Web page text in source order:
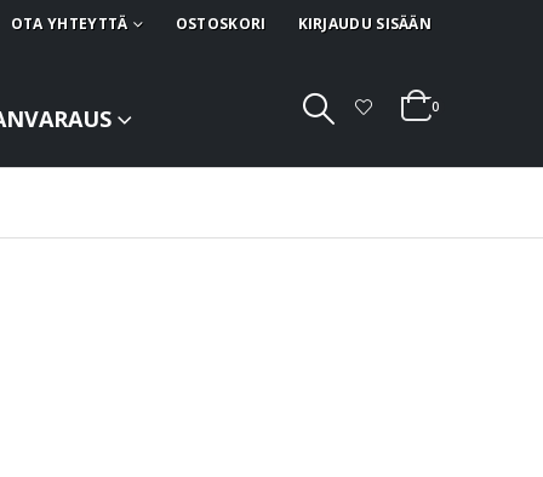
OTA YHTEYTTÄ OSTOSKORI KIRJAUDU SISÄÄN
0